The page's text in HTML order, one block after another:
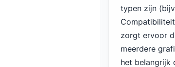
typen zijn
zorgt ervoor
meerdere
het belangrijk